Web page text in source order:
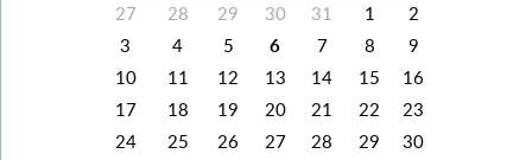
27 28 29 30 31 1
2
3
4 5 6 7 8
9
10
11 12 13 14 15
16
17
18 19 20 21 22
23
24
25 26 27 28 29
30